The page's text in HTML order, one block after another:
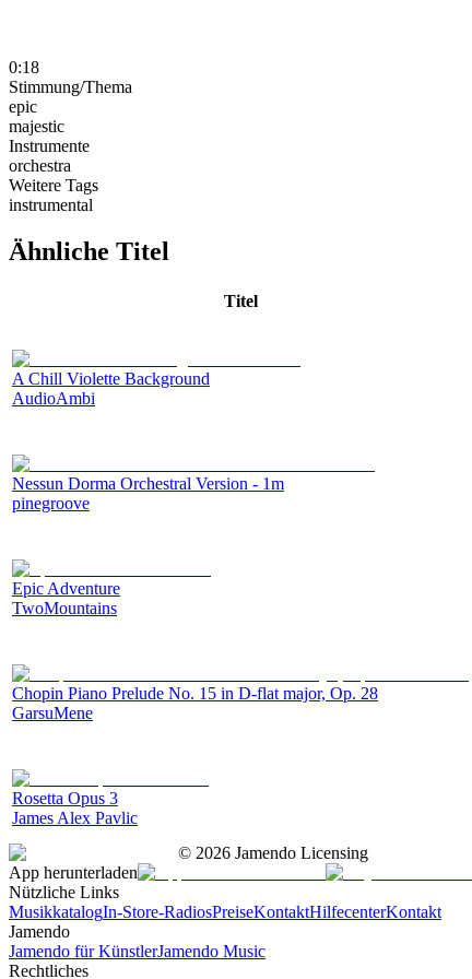
0:18
Stimmung/Thema
epic
majestic
Instrumente
orchestra
Weitere Tags
instrumental
Ähnliche Titel
Titel
A Chill Violette Background
AudioAmbi
Nessun Dorma Orchestral Version - 1m
pinegroove
Epic Adventure
TwoMountains
Chopin Piano Prelude No. 15 in D-flat major, Op. 28
GarsuMene
Rosetta Opus 3
James Alex Pavlic
© 2026 Jamendo Licensing
App herunterladen
Nützliche Links
MusikkatalogIn-Store-RadiosPreiseKontaktHilfecenterKontakt
Jamendo
Jamendo für KünstlerJamendo Music
Rechtliches